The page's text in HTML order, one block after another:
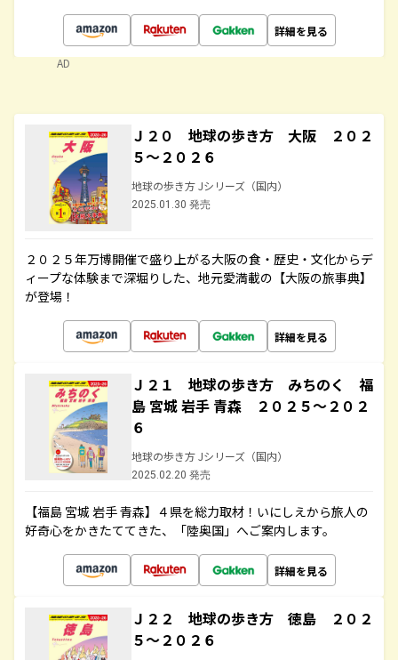
詳細を見る
AD
Ｊ２０ 地球の歩き方 大阪 ２０２
５～２０２６
地球の歩き方 Jシリーズ（国内）
2025.01.30 発売
２０２５年万博開催で盛り上がる大阪の食・歴史・文化からデ
ィープな体験まで深堀りした、地元愛満載の【大阪の旅事典】
が登場！
詳細を見る
Ｊ２１ 地球の歩き方 みちのく 福
島 宮城 岩手 青森 ２０２５～２０２
６
地球の歩き方 Jシリーズ（国内）
2025.02.20 発売
【福島 宮城 岩手 青森】４県を総力取材！いにしえから旅人の
好奇心をかきたててきた、「陸奥国」へご案内します。
詳細を見る
Ｊ２２ 地球の歩き方 徳島 ２０２
５～２０２６